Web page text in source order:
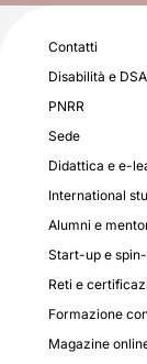
Contatti
Disabilità e DSA
PNRR
Sede
Didattica e e-
International
Alumni e
Start-up e
Reti e
Formazione
Magazine